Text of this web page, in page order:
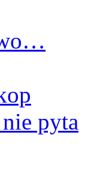
pyta